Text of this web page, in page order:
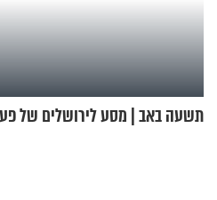
תשעה באב | מסע לירושלים של